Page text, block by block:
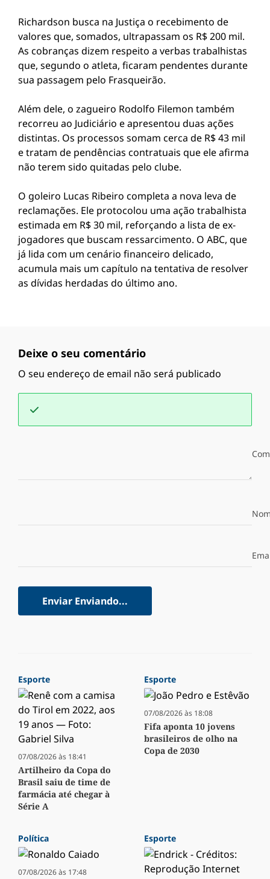
Richardson busca na Justiça o recebimento de
valores que, somados, ultrapassam os R$ 200 mil.
As cobranças dizem respeito a verbas trabalhistas
que, segundo o atleta, ficaram pendentes durante
sua passagem pelo Frasqueirão.
Além dele, o zagueiro Rodolfo Filemon também
recorreu ao Judiciário e apresentou duas ações
distintas. Os processos somam cerca de R$ 43 mil
e tratam de pendências contratuais que ele afirma
não terem sido quitadas pelo clube.
O goleiro Lucas Ribeiro completa a nova leva de
reclamações. Ele protocolou uma ação trabalhista
estimada em R$ 30 mil, reforçando a lista de ex-
jogadores que buscam ressarcimento. O ABC, que
já lida com um cenário financeiro delicado,
acumula mais um capítulo na tentativa de resolver
as dívidas herdadas do último ano.
Deixe o seu comentário
O seu endereço de email não será publicado
Enviar Enviando...
Esporte
07/08/2026 às 18:41
Artilheiro da Copa do
Brasil saiu de time de
farmácia até chegar à
Série A
Esporte
07/08/2026 às 18:08
Fifa aponta 10 jovens
brasileiros de olho na
Copa de 2030
Política
07/08/2026 às 17:48
Esporte